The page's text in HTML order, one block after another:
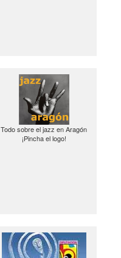
Todo sobre el jazz en Aragón
¡Pincha el logo!